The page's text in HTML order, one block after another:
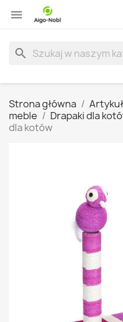

search
Strona główna
meble
Drapaki dla
dla kotów